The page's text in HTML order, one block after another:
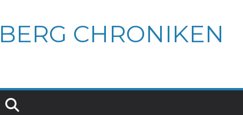
CHRONIKEN